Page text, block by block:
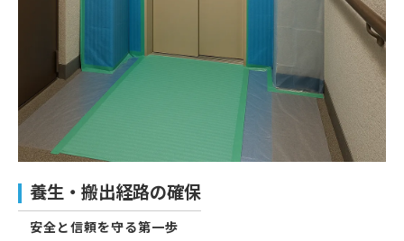
養生・搬出経路の確保
安全と信頼を守る第一歩